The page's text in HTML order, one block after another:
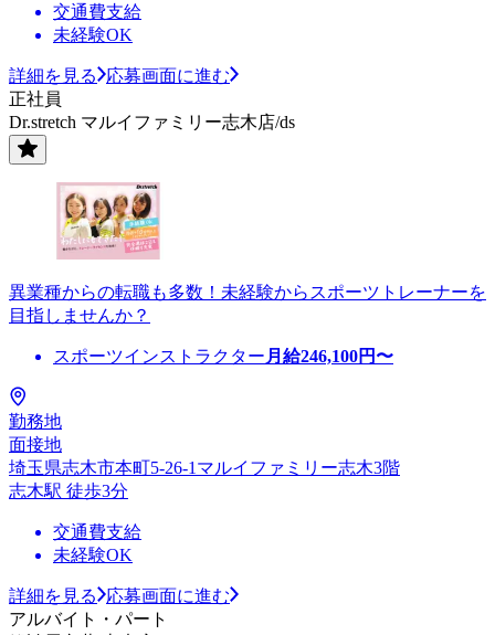
交通費支給
未経験OK
詳細を見る
応募画面に進む
正社員
Dr.stretch マルイファミリー志木店/ds
異業種からの転職も多数！未経験からスポーツトレーナーを
目指しませんか？
スポーツインストラクター 月給246,100円〜
勤務地
面接地
埼玉県志木市本町5-26-1マルイファミリー志木3階
志木駅 徒歩3分
交通費支給
未経験OK
詳細を見る
応募画面に進む
アルバイト・パート